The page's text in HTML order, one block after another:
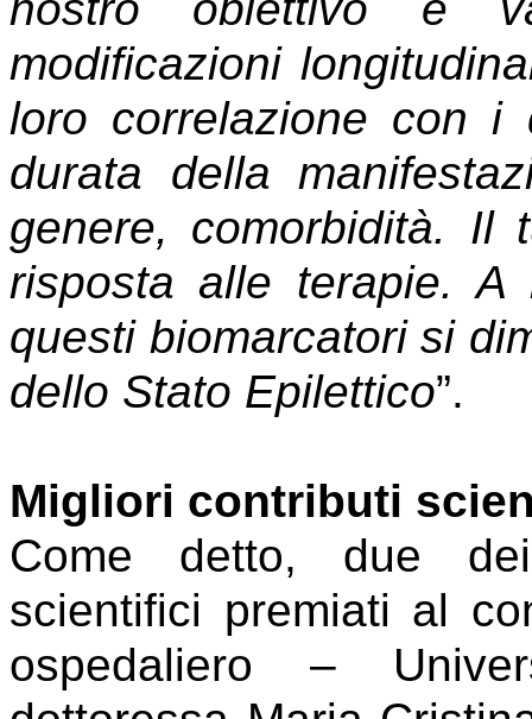
modificazioni
loro correlazione con i
durata della
genere, comorbidità. Il
risposta alle terapie. A
questi biomarcatori si
dello Stato Epilettico”.
Migliori contributi
Come detto, due
scientifici premiati al
ospedaliero –